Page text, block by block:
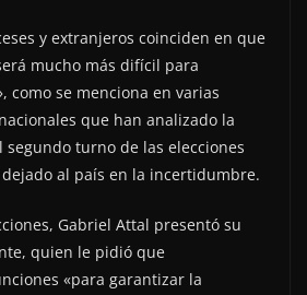
y extranjeros coinciden en que
mucho más difícil para
como se menciona en varias
que han analizado la
turno de las elecciones
al país en la incertidumbre.
Gabriel Attal presentó su
quien le pidió que
«para garantizar la